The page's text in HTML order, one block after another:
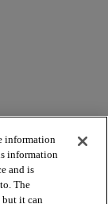
information
information
and is
The
it can